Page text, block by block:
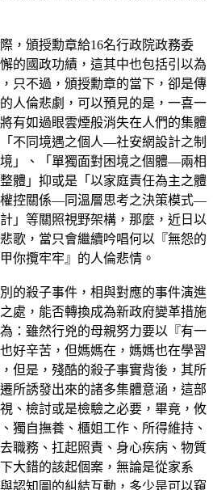
，頒授勳章給16名行政院政務委
的國政功績，這其中也包括引以為
只不過，頒授勳章的當下，卻是傳
人倫悲劇，可以預見的是，一喜一
有如過眼雲煙般消失在人們的集體
不同境遇之個人—社安網設計之制
」、「單獨面對困境之個體—兩相
體」抑或是「以家庭責任為主之體
控關係—同溫層思考之決策模式—
」等關照視野架構，那麼，近日以
歌，當只會繼續吟唱何以『無怨的
你攬牢牢』的人倫悲情。
的殺子事件，相與對應的事件演進
處，能否轉換成為新政府變革措施
：雖然行兇的母親努力要以『有一
好辛苦，但媽媽在，媽媽也在學習
但是，殘酷的殺子事實背後，其所
所誘發出來的諸多集體意涵，這部
、檢討或是檢驗之必要，畢竟，攸
獨自撫養、櫃姐工作、所得維持、
職務、扛起照責、身心疾病、物質
大錯的該起個案，無論是從家系
認知圖的糾結互動，多少是可以窺